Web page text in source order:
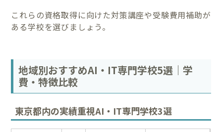
これらの資格取得に向けた対策講座や受験費用補助が
ある学校を選びましょう。
地域別おすすめAI・IT専門学校5選｜学
費・特徴比較
東京都内の実績重視AI・IT専門学校3選